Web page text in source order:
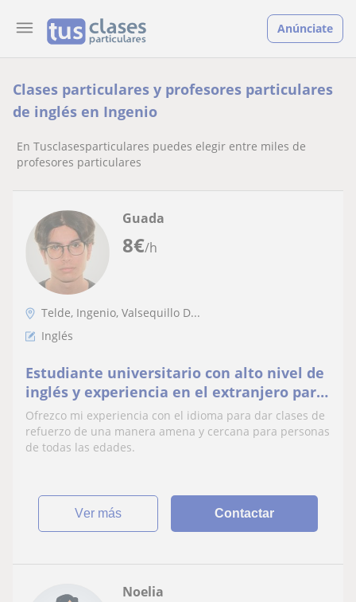
Anúnciate
Clases particulares y profesores particulares
de inglés en Ingenio
En Tusclasesparticulares puedes elegir entre miles de
profesores particulares
8€/h
Guada
Telde, Ingenio, Valsequillo D...
Inglés
Estudiante universitario con alto nivel de
inglés y experiencia en el extranjero para
personas de todas las edades
Ofrezco mi experiencia con el idioma para dar clases de
refuerzo de una manera amena y cercana para personas
de todas las edades.
ver más Contactar
Noelia